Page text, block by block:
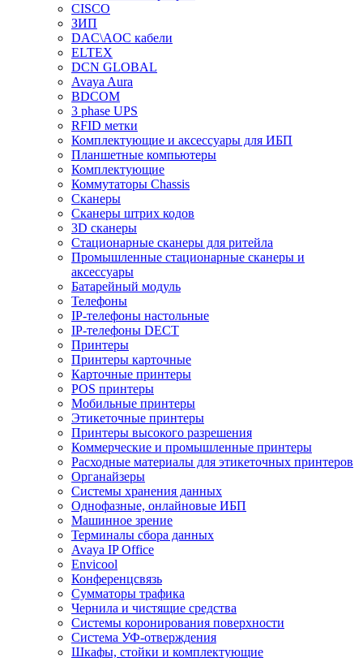
CISCO
ЗИП
DAC\AOC кабели
ELTEX
DCN GLOBAL
Avaya Aura
BDCOM
3 phase UPS
RFID метки
Комплектующие и аксессуары для ИБП
Планшетные компьютеры
Комплектующие
Коммутаторы Chassis
Сканеры
Сканеры штрих кодов
3D сканеры
Стационарные сканеры для ритейла
Промышленные стационарные сканеры и
аксессуары
Батарейный модуль
Телефоны
IP-телефоны настольные
IP-телефоны DECT
Принтеры
Принтеры карточные
Карточные принтеры
POS принтеры
Мобильные принтеры
Этикеточные принтеры
Принтеры высокого разрешения
Коммерческие и промышленные принтеры
Расходные материалы для этикеточных принтеров
Органайзеры
Системы хранения данных
Однофазные, онлайновые ИБП
Машинное зрение
Терминалы сбора данных
Avaya IP Office
Envicool
Конференцсвязь
Сумматоры трафика
Чернила и чистящие средства
Системы коронирования поверхности
Cистема УФ-отверждения
Шкафы, стойки и комплектующие